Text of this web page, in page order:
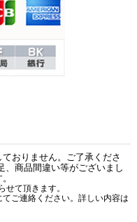
おりません。ご了承くださ
、商品間違い等がございまし
て頂きます。
ご連絡ください。詳しい内容は